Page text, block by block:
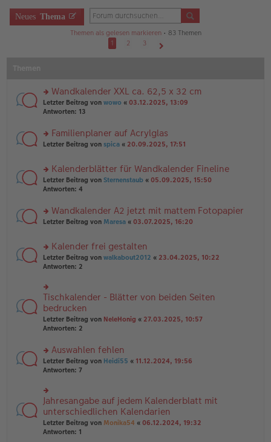
Neues Thema
Themen als gelesen markieren• 83 Themen
1
2
3
rs
te
n
g
es
e
n
er
ei
tr
Wandkalender XXL ca. 62,5 x 32 cm
Letzter Beitrag von wowo « 03.12.2025, 13:09
Antworten: 13
rs
u
n
g
es
e
n
B
ei
tr
a
Familienplaner auf Acrylglas
Letzter Beitrag von spica « 20.09.2025, 17:51
rs
te
n
g
es
e
n
er
ei
tr
a
g
Kalenderblätter für Wandkalender Fineline
Letzter Beitrag von Sternenstaub « 05.09.2025, 15:50
Antworten: 4
rs
u
n
g
es
e
n
er
B
ei
a
g
Wandkalender A2 jetzt mit mattem Fotopapier
Letzter Beitrag von Maresa « 03.07.2025, 16:20
rs
te
u
n
g
el
es
e
er
B
ei
tr
g
Kalender frei gestalten
Letzter Beitrag von walkabout2012 « 23.04.2025, 10:22
Antworten: 2
rs
te
r
u
n
el
es
e
er
B
ei
tr
a
g
Tischkalender - Blätter von beiden Seiten
bedrucken
Letzter Beitrag von NeleHonig « 27.03.2025, 10:57
Antworten: 2
rs
te
u
n
g
el
es
e
Auswahlen fehlen
Letzter Beitrag von Heidi55 « 11.12.2024, 19:56
Antworten: 7
rs
te
r
u
n
Jahresangabe auf jedem Kalenderblatt mit
unterschiedlichen Kalendarien
Letzter Beitrag von Monika54 « 06.12.2024, 19:32
Antworten: 1